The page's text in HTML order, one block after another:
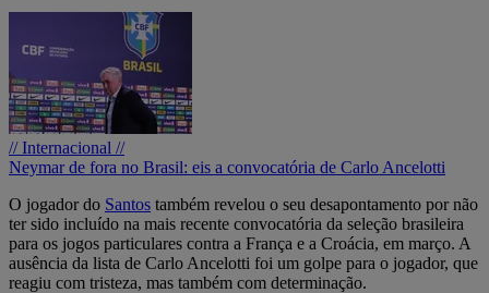
// Internacional //
Neymar de fora no Brasil: eis a convocatória de Carlo Ancelotti
O jogador do Santos também revelou o seu desapontamento por não
ter sido incluído na mais recente convocatória da seleção brasileira
para os jogos particulares contra a França e a Croácia, em março. A
ausência da lista de Carlo Ancelotti foi um golpe para o jogador, que
reagiu com tristeza, mas também com determinação.